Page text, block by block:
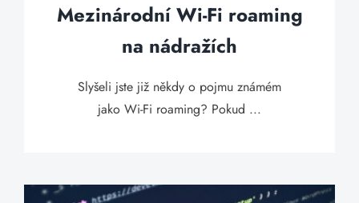
Mezinárodní Wi-Fi roaming
na nádražích
Slyšeli jste již někdy o pojmu známém
jako Wi-Fi roaming? Pokud ...